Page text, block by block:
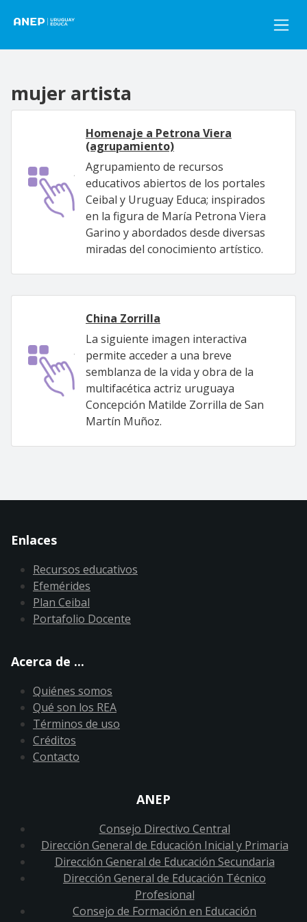
mujer artista
Homenaje a Petrona Viera
(agrupamiento)
Agrupamiento de recursos
educativos abiertos de los portales
Ceibal y Uruguay Educa; inspirados
en la figura de María Petrona Viera
Garino y abordados desde diversas
miradas del conocimiento artístico.
China Zorrilla
La siguiente imagen interactiva
permite acceder a una breve
semblanza de la vida y obra de la
multifacética actriz uruguaya
Concepción Matilde Zorrilla de San
Martín Muñoz.
Enlaces
Recursos educativos
Efemérides
Plan Ceibal
Portafolio Docente
Acerca de ...
Quiénes somos
Qué son los REA
Términos de uso
Créditos
Contacto
ANEP
Consejo Directivo Central
Dirección General de Educación Inicial y Primaria
Dirección General de Educación Secundaria
Dirección General de Educación Técnico
Profesional
Consejo de Formación en Educación